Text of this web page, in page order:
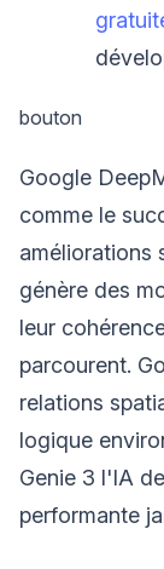
bouton
Google
comme le
améliorations
génère des
leur
parcourent.
relations
logique
Genie 3 l'IA
performante